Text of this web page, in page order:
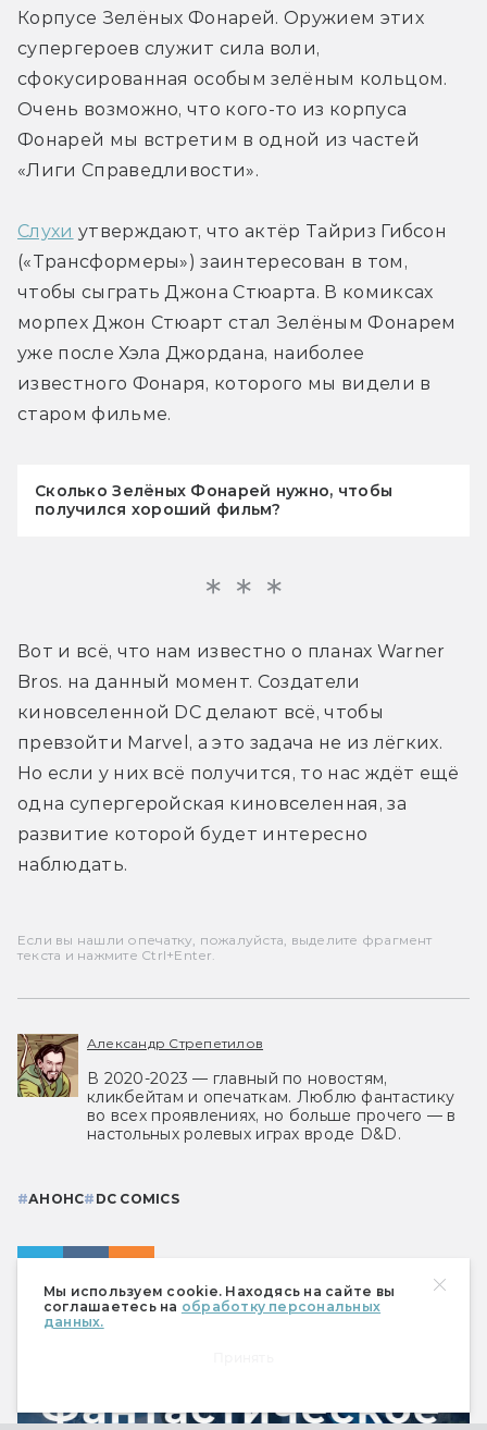
Мы используем cookie. Находясь на сайте вы
соглашаетесь на обработку персональных
данных.
Корпусе Зелёных Фонарей. Оружием этих
супергероев служит сила воли,
сфокусированная особым зелёным кольцом.
Очень возможно, что кого-то из корпуса
Фонарей мы встретим в одной из частей
«Лиги Справедливости».
Слухи утверждают, что актёр Тайриз Гибсон
(«Трансформеры») заинтересован в том,
чтобы сыграть Джона Стюарта. В комиксах
морпех Джон Стюарт стал Зелёным Фонарем
уже после Хэла Джордана, наиболее
известного Фонаря, которого мы видели в
старом фильме.
Сколько Зелёных Фонарей нужно, чтобы
получился хороший фильм?
Вот и всё, что нам известно о планах Warner
Bros. на данный момент. Создатели
киновселенной DC делают всё, чтобы
превзойти Marvel, а это задача не из лёгких.
Но если у них всё получится, то нас ждёт ещё
одна супергеройская киновселенная, за
развитие которой будет интересно
наблюдать.
Если вы нашли опечатку, пожалуйста, выделите фрагмент
текста и нажмите Ctrl+Enter.
Александр Стрепетилов
В 2020-2023 — главный по новостям,
кликбейтам и опечаткам. Люблю фантастику
во всех проявлениях, но больше прочего — в
настольных ролевых играх вроде D&D.
#АНОНС# DC COMICS